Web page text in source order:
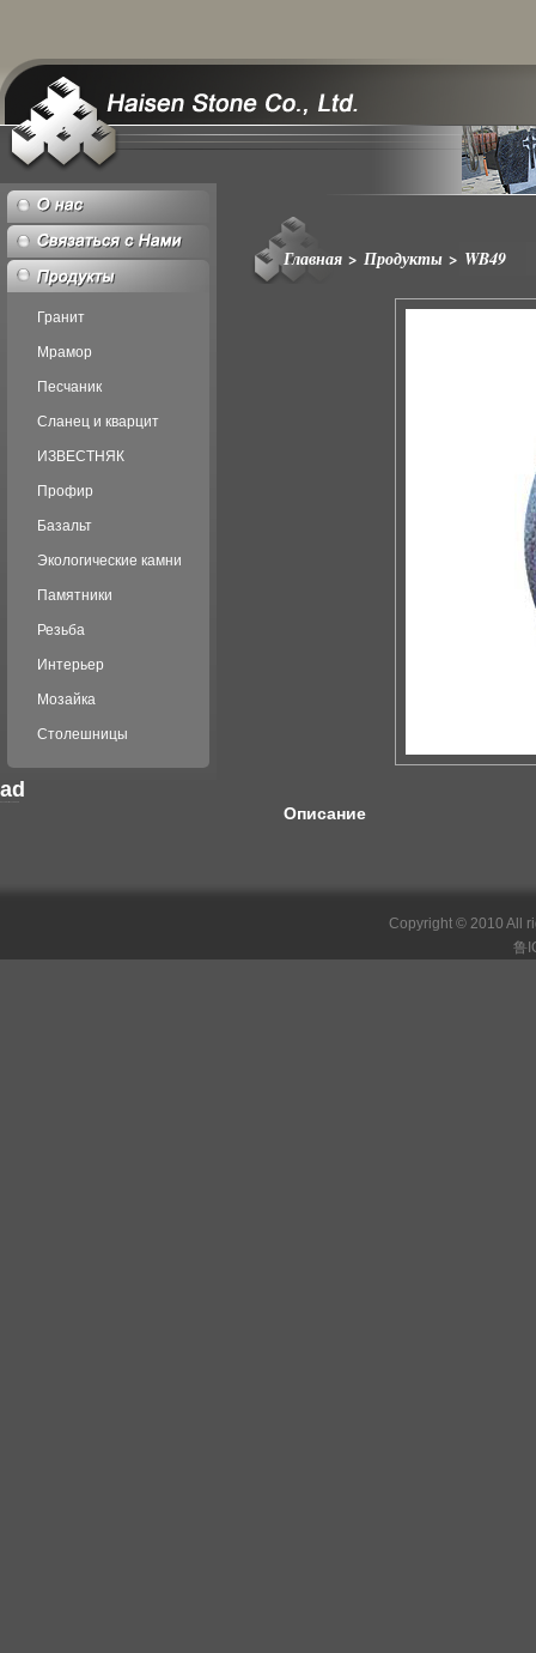
Гранит
Мрамор
Песчаник
Сланец и кварцит
ИЗВЕСТНЯК
Профир
Базальт
Экологические камни
Памятники
Резьба
Интерьер
Мозайка
Столешницы
ad
Главная > Продукты > WB49
Описание
Copyright © 2010 All
鲁